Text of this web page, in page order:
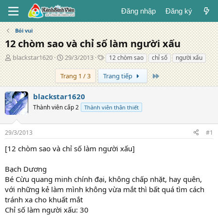
Đăng nhập Đăng ký
Bói vui
12 chòm sao và chỉ số làm người xấu
T
á
c
g
i
ả
blackstar1620
N
g
à
y
ă
n
29/3/2013
T
ừ
k
h
a
12 chòm sao chỉ số người xấu
Trang 1 / 3 Trang tiếp Trang cuối
blackstar1620
Thành viên cấp 2 Thành viên thân thiết
29/3/2013 #1
[12 chòm sao và chỉ số làm người xấu]
Bạch Dương
Bé Cừu quang minh chính đại, không chấp nhặt, hay quên,
với những kẻ làm mình không vừa mắt thì bất quá tìm cách
tránh xa cho khuất mắt
Chỉ số làm người xấu: 30